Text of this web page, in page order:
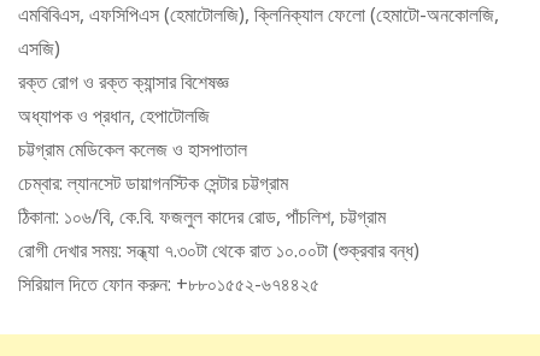
এমবিবিএস, এফসিপিএস (হেমাটোলজি), ক্লিনিক্যাল ফেলো (হেমাটো-অনকোলজি,
এসজি)
রক্ত রোগ ও রক্ত ​​ক্যান্সার বিশেষজ্ঞ
অধ্যাপক ও প্রধান, হেপাটোলজি
চট্টগ্রাম মেডিকেল কলেজ ও হাসপাতাল
চেম্বার: ল্যানসেট ডায়াগনস্টিক সেন্টার চট্টগ্রাম
ঠিকানা: ১০৬/বি, কে.বি. ফজলুল কাদের রোড, পাঁচলিশ, চট্টগ্রাম
রোগী দেখার সময়: সন্ধ্যা ৭.৩০টা থেকে রাত ১০.০০টা (শুক্রবার বন্ধ)
সিরিয়াল দিতে ফোন করুন: +৮৮০১৫৫২-৬৭৪৪২৫